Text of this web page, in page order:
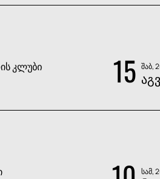
კლუბი 15 შაბ,
ᲐᲒᲕ
სამ,